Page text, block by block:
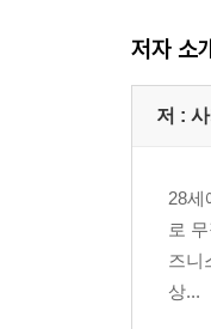
저자 소
저 :
28세
로
즈니
상...